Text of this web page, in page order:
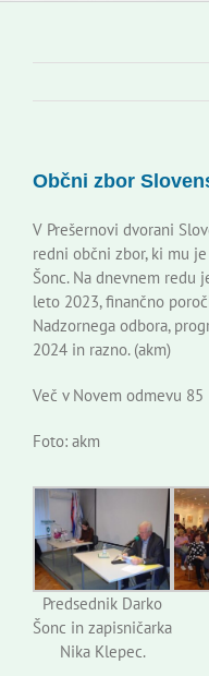
Novice
Kontakti
Novi odmev – naše
Koristne informacije
Občni zbor
V Prešernovi dvorani
redni občni zbor, ki mu
Šonc. Na dnevnem
leto 2023, finančno
Nadzornega odbora,
2024 in razno. (akm)
Več v Novem odmevu 85
Foto: akm
Predsednik Darko
Šonc in zapisničarka
Nika Klepec.